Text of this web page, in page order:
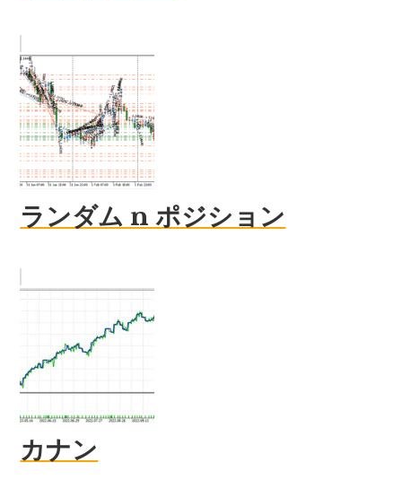
ランダム n ポジション
カナン